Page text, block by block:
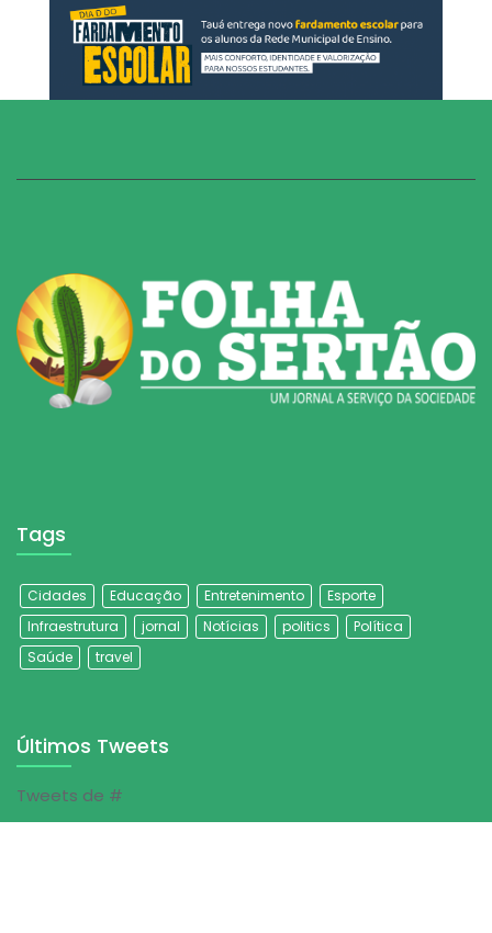
Tags
Cidades Educação Entretenimento
Esporte
Infraestrutura
jornal Notícias politics
Política
Saúde
travel
Últimos Tweets
Tweets de #